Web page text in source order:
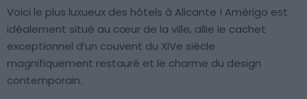
Voici le plus luxueux des hôtels à Alicante ! Amérigo est
idéalement situé au cœur de la ville, allie le cachet
exceptionnel d’un couvent du XIVe siècle
magnifiquement restauré et le charme du design
contemporain.